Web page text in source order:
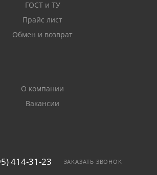
ГОСТ и ТУ
Прайс лист
Обмен и возврат
О компании
Вакансии
414-31-23 ЗАКАЗАТЬ ЗВОНОК